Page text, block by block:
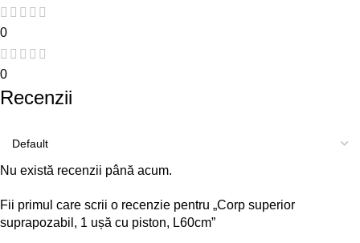
0
0
Recenzii
Nu există recenzii până acum.
Fii primul care scrii o recenzie pentru „Corp superior
suprapozabil, 1 ușă cu piston, L60cm”